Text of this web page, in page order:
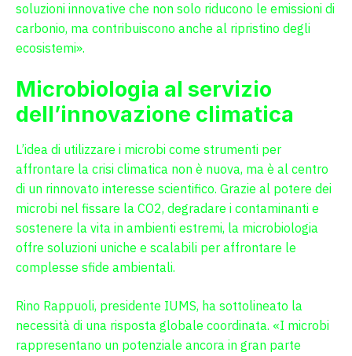
soluzioni innovative che non solo riducono le emissioni di
carbonio, ma contribuiscono anche al ripristino degli
ecosistemi».
Microbiologia al servizio
dell’innovazione climatica
L’idea di utilizzare i microbi come strumenti per
affrontare la crisi climatica non è nuova, ma è al centro
di un rinnovato interesse scientifico. Grazie al potere dei
microbi nel fissare la CO2, degradare i contaminanti e
sostenere la vita in ambienti estremi, la microbiologia
offre soluzioni uniche e scalabili per affrontare le
complesse sfide ambientali.
Rino Rappuoli, presidente IUMS, ha sottolineato la
necessità di una risposta globale coordinata. «I microbi
rappresentano un potenziale ancora in gran parte